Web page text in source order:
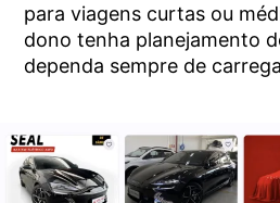
para viagens curtas ou
dono tenha planejamento
dependa sempre de